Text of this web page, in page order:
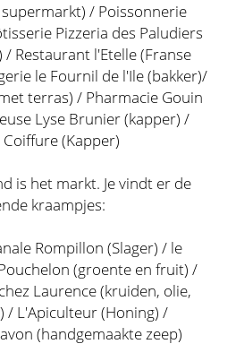
supermarkt) / Poissonnerie
Pizzeria des Paludiers
Restaurant l'Etelle (Franse
le Fournil de l'Ile (bakker)/
terras) / Pharmacie Gouin
Lyse Brunier (kapper) /
(Kapper)
is het markt. Je vindt er de
kraampjes:
Rompillon (Slager) / le
(groente en fruit) /
Laurence (kruiden, olie,
/ L'Apiculteur (Honing) /
(handgemaakte zeep)